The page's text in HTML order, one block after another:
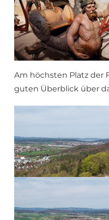
Am höchsten Platz der
guten Überblick über